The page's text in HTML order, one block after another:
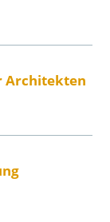
Architekten